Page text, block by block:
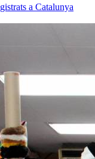
a Catalunya